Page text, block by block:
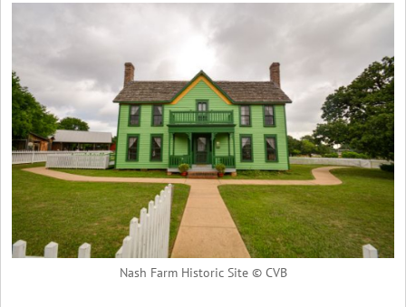
Nash Farm Historic Site © CVB